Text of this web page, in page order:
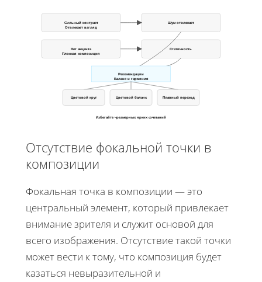
Сильный контраст
Отвлекает взгляд
Нет акцента
Плоская композиция
Шум отвлекает
Статичность
Рекомендации
Баланс и гармония
Цветовой круг Цветовой баланс Плавный переход
Избегайте чрезмерных ярких сочетаний
Отсутствие фокальной точки в
композиции
Фокальная точка в композиции — это
центральный элемент, который привлекает
внимание зрителя и служит основой для
всего изображения. Отсутствие такой точки
может вести к тому, что композиция будет
казаться невыразительной и